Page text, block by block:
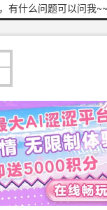
有什么问题可以问我